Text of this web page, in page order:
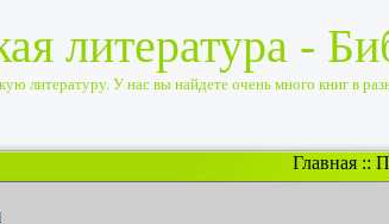
литература -
литературу. У нас вы найдете очень много книг в
Главная ::